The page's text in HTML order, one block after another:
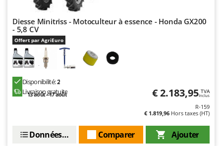
Stiga
Stocker
Sunseeker
T
Tecla
TecnoGen
Tellarini Pompe
Tineco
Diesse Minitriss - Motoculteur à essence - Honda GX200
- 5,8 CV
Offert par AgriEuro
Disponibilité:2
Livraison gratuite
13 août - 17 août € 2.183,95 TVA
Inclus
R-159
€ 1.819,96 Hors taxes (HT)
Ajouter
Comparer
Données techniques